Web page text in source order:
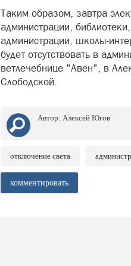
Таким образом, завтра
администрации,
администрации, школы-
будет отсутствовать в
ветлечебнице "Авен", в
Слободской.
Автор: Алексей Югов
отключение света
комментировать